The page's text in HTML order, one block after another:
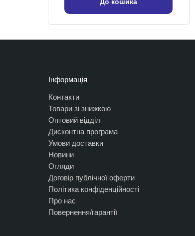
Інформація
Контакти
Товари зі знижкою
Оптовий відділ
Дисконтна програма
Умови доставки
Новини
Огляди
Договір публічної оферти
Політика конфіденційності
Про нас
Повернення/гарантії